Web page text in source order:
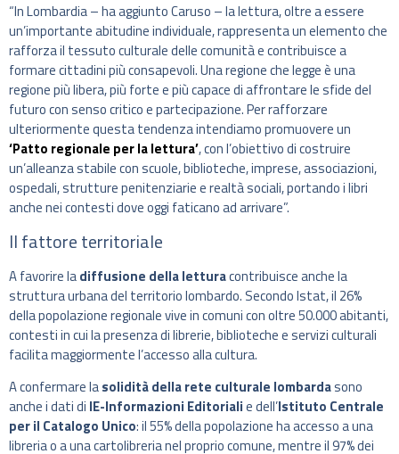
“In Lombardia – ha aggiunto Caruso – la lettura, oltre a essere
un’importante abitudine individuale, rappresenta un elemento che
rafforza il tessuto culturale delle comunità e contribuisce a
formare cittadini più consapevoli. Una regione che legge è una
regione più libera, più forte e più capace di affrontare le sfide del
futuro con senso critico e partecipazione. Per rafforzare
ulteriormente questa tendenza intendiamo promuovere un
‘Patto regionale per la lettura’, con l’obiettivo di costruire
un’alleanza stabile con scuole, biblioteche, imprese, associazioni,
ospedali, strutture penitenziarie e realtà sociali, portando i libri
anche nei contesti dove oggi faticano ad arrivare”.
Il fattore territoriale
A favorire ladiffusione della letturacontribuisce anche la
struttura urbana del territorio lombardo. Secondo Istat, il 26%
della popolazione regionale vive in comuni con oltre 50.000 abitanti,
contesti in cui la presenza di librerie, biblioteche e servizi culturali
facilita maggiormente l’accesso alla cultura.
A confermare lasolidità della rete culturale lombardasono
anche i dati di IE-Informazioni Editorialie dell’Istituto Centrale
per il Catalogo Unico: il 55% della popolazione ha accesso a una
libreria o a una cartolibreria nel proprio comune, mentre il 97% dei